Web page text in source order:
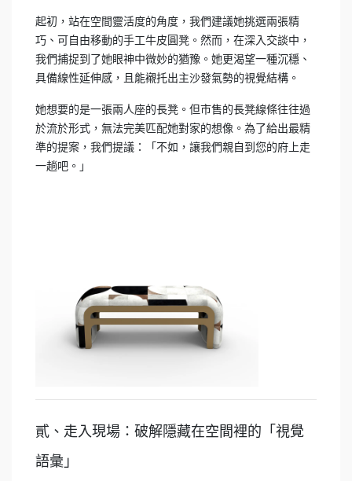
起初，站在空間靈活度的角度，我們建議她挑選兩張精
巧、可自由移動的手工牛皮圓凳。然而，在深入交談中，
我們捕捉到了她眼神中微妙的猶豫。她更渴望一種沉穩、
具備線性延伸感，且能襯托出主沙發氣勢的視覺結構。
她想要的是一張兩人座的長凳。但市售的長凳線條往往過
於流於形式，無法完美匹配她對家的想像。為了給出最精
準的提案，我們提議：「不如，讓我們親自到您的府上走
一趟吧。」
貳、走入現場：破解隱藏在空間裡的「視覺
語彙」